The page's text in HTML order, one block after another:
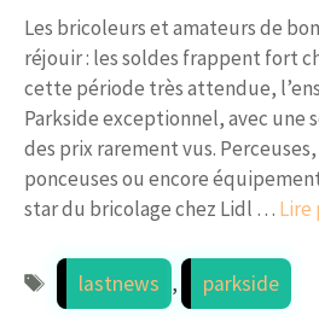
Les bricoleurs et amateurs de
réjouir : les soldes frappent fort
cette période très attendue,
Parkside exceptionnel, avec une
des prix rarement vus.
ponceuses ou encore
star du bricolage chez Lidl … Lire
Étiquettes
lastnews , parkside